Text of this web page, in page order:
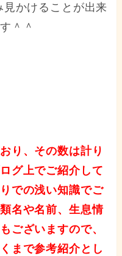
かけることが出来
＾＾
り、その数は計り
グ上でご紹介して
での浅い知識でご
名や名前、生息情
ございますので、
まで参考紹介とし